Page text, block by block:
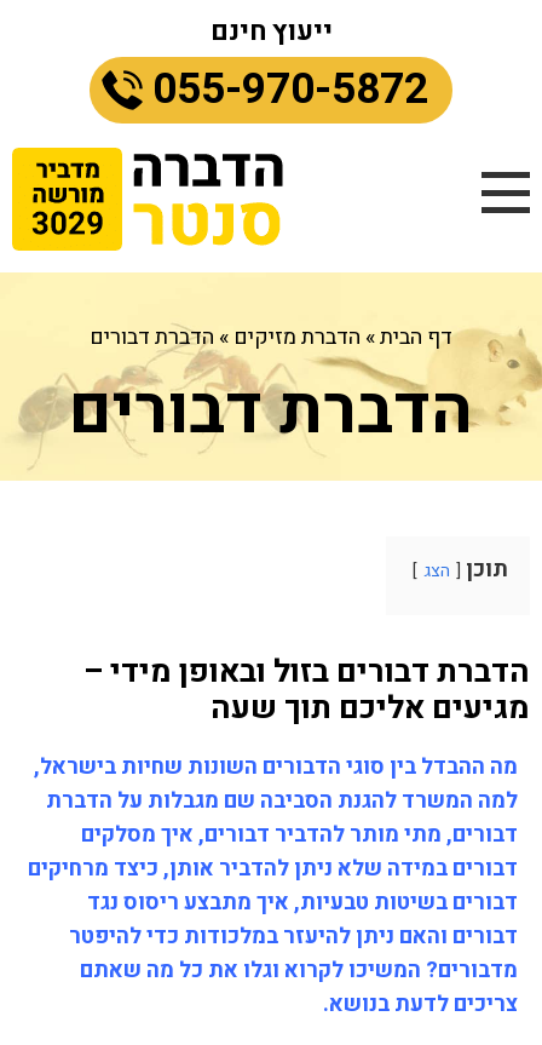
ייעוץ חינם
055-970-5872
דף הבית» הדברת מזיקים » הדברת דבורים
הדברת דבורים
תוכן הצג
הדברת דבורים בזול ובאופן מידי –
מגיעים אליכם תוך שעה
מה ההבדל בין סוגי הדבורים השונות שחיות בישראל,
למה המשרד להגנת הסביבה שם מגבלות על הדברת
דבורים, מתי מותר להדביר דבורים, איך מסלקים
דבורים במידה שלא ניתן להדביר אותן, כיצד מרחיקים
דבורים בשיטות טבעיות, איך מתבצע ריסוס נגד
דבורים והאם ניתן להיעזר במלכודות כדי להיפטר
מדבורים? המשיכו לקרוא וגלו את כל מה שאתם
צריכים לדעת בנושא.